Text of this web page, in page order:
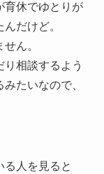
育休でゆとりが
だけど。
ん。
相談するよう
たいなので、
る人を見ると